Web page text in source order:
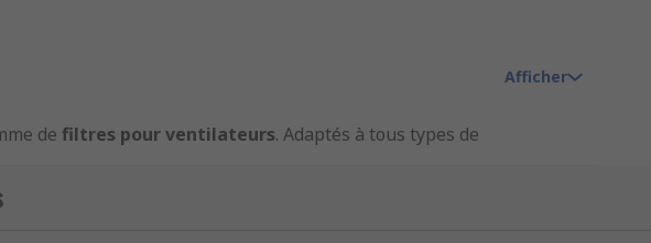
de filtres pour ventilateurs. Adaptés à tous types de
Afficher